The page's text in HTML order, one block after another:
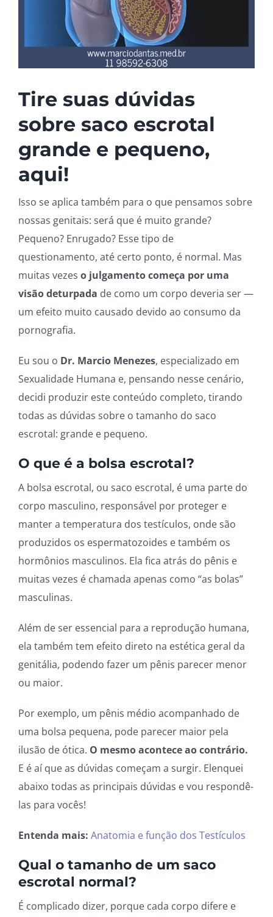
Tire suas dúvidas
sobre saco escrotal
grande e pequeno,
aqui!
Isso se aplica também para o que pensamos sobre
nossas genitais: será que é muito grande?
Pequeno? Enrugado? Esse tipo de
questionamento, até certo ponto, é normal. Mas
muitas vezes o julgamento começa por uma
visão deturpada de como um corpo deveria ser —
um efeito muito causado devido ao consumo da
pornografia.
Eu sou o Dr. Marcio Menezes, especializado em
Sexualidade Humana e, pensando nesse cenário,
decidi produzir este conteúdo completo, tirando
todas as dúvidas sobre o tamanho do saco
escrotal: grande e pequeno.
O que é a bolsa escrotal?
A bolsa escrotal, ou saco escrotal, é uma parte do
corpo masculino, responsável por proteger e
manter a temperatura dos testículos, onde são
produzidos os espermatozoides e também os
hormônios masculinos. Ela fica atrás do pênis e
muitas vezes é chamada apenas como “as bolas”
masculinas.
Além de ser essencial para a reprodução humana,
ela também tem efeito direto na estética geral da
genitália, podendo fazer um pênis parecer menor
ou maior.
Por exemplo, um pênis médio acompanhado de
uma bolsa pequena, pode parecer maior pela
ilusão de ótica. O mesmo acontece ao contrário.
E é aí que as dúvidas começam a surgir. Elenquei
abaixo todas as principais dúvidas e vou respondê-
las para vocês!
Entenda mais: Anatomia e função dos Testículos
Qual o tamanho de um saco
escrotal normal?
É complicado dizer, porque cada corpo difere e